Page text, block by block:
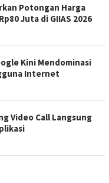
Potongan Harga
Juta di GIIAS 2026
Kini Mendominasi
Internet
Video Call Langsung